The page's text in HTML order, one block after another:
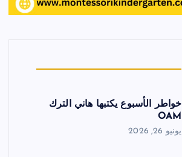
خواطر الأسبوع يكتبها هاني الترك
OAM
يونيو 26, 2026